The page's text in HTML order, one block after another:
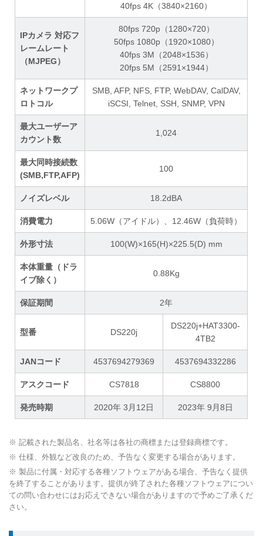
40fps 4K（3840×2160）
IPカメラ 対応フ
レームレート
（MJPEG）
80fps 720p（1280×720）
50fps 1080p（1920×1080）
40fps 3M（2048×1536）
20fps 5M（2591×1944）
ネットワークプ
ロトコル
SMB, AFP, NFS, FTP, WebDAV, CalDAV,
iSCSI, Telnet, SSH, SNMP, VPN
最大ユーザーア
カウント数
1,024
最大同時接続数
(SMB,FTP,AFP)
100
ノイズレベル 18.2dBA
消費電力 5.06W（アイドル）、12.46W（負荷時）
外形寸法 100(W)×165(H)×225.5(D) mm
本体重量（ドラ
イブ除く）
0.88Kg
保証期間 2年
型番 DS220j
DS220j+HAT3300-
4TB2
JANコード 4537694279369 4537694332286
アスクコード CS7818 CS8800
発売時期 2020年 3月12日 2023年 9月8日
※ 記載された製品名、社名等は各社の商標または登録商標です。
※ 仕様、外観など改良のため、予告なく変更する場合があります。
※ 製品に付属・対応する各種ソフトウェアがある場合、予告なく提供
を終了することがあります。提供が終了された各種ソフトウェアについ
ての問い合わせにはお応えできない場合がありますので予めご了承くだ
さい。